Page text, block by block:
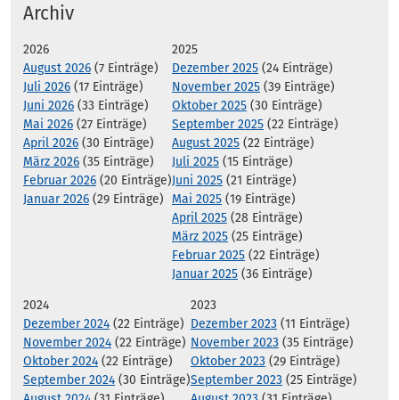
Archiv
2026
August 2026 (7 Einträge)
Juli 2026 (17 Einträge)
Juni 2026 (33 Einträge)
Mai 2026 (27 Einträge)
April 2026 (30 Einträge)
März 2026 (35 Einträge)
Februar 2026 (20 Einträge)
Januar 2026 (29 Einträge)
2025
Dezember 2025 (24 Einträge)
November 2025 (39 Einträge)
Oktober 2025 (30 Einträge)
September 2025 (22 Einträge)
August 2025 (22 Einträge)
Juli 2025 (15 Einträge)
Juni 2025 (21 Einträge)
Mai 2025 (19 Einträge)
April 2025 (28 Einträge)
März 2025 (25 Einträge)
Februar 2025 (22 Einträge)
Januar 2025 (36 Einträge)
2024
Dezember 2024 (22 Einträge)
November 2024 (22 Einträge)
Oktober 2024 (22 Einträge)
September 2024 (30 Einträge)
2023
Dezember 2023 (11 Einträge)
November 2023 (35 Einträge)
Oktober 2023 (29 Einträge)
September 2023 (25 Einträge)